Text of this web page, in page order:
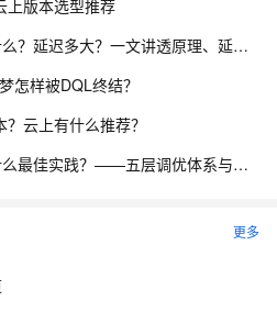
上版本选型推荐
云数据库读写分离的原理是什么？延迟多大？一文讲透原理、延迟与落地方案
怎样被DQL终结？
云上有什么推荐？
云数据库性能怎么调优？有什么最佳实践？——五层调优体系与阿里云 RDS 实战
更多